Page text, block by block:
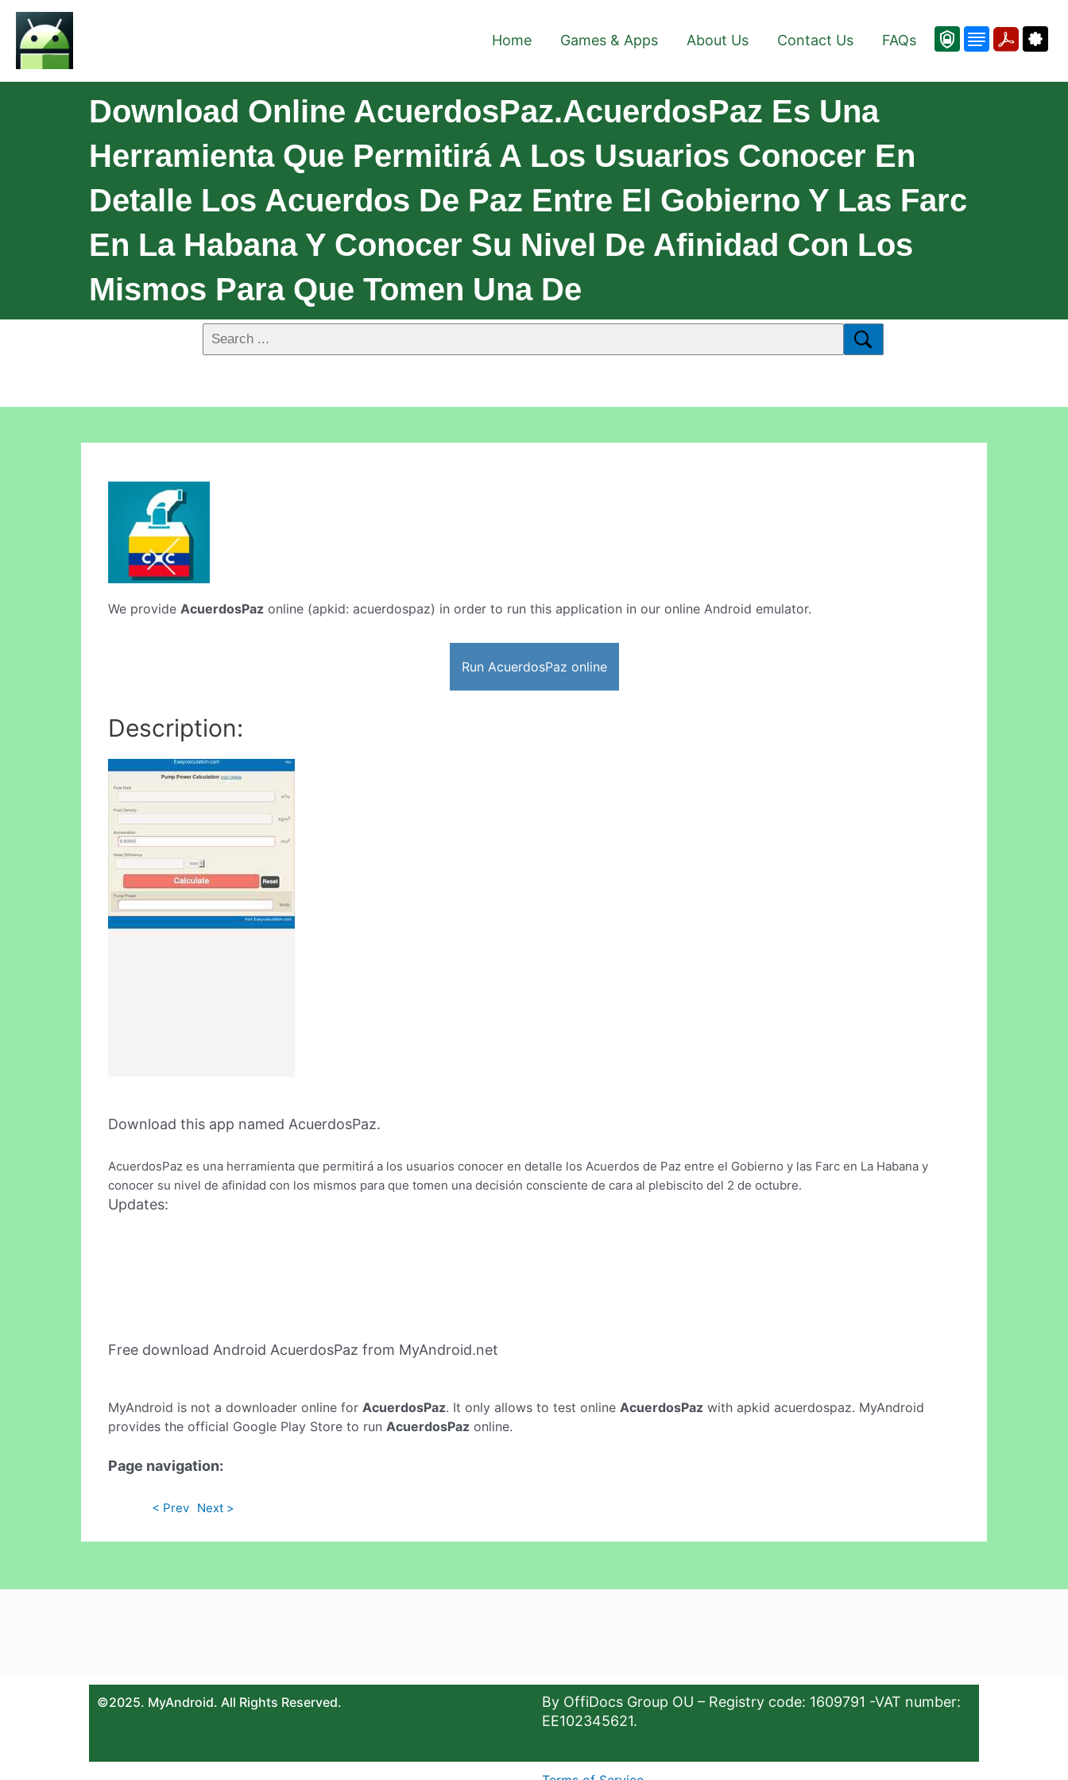
Home Games & Apps About Us Contact Us FAQs
Download Online AcuerdosPaz.AcuerdosPaz Es Una
Herramienta Que Permitirá A Los Usuarios Conocer En
Detalle Los Acuerdos De Paz Entre El Gobierno Y Las Farc
En La Habana Y Conocer Su Nivel De Afinidad Con Los
Mismos Para Que Tomen Una De
We provide AcuerdosPaz online (apkid: acuerdospaz) in order to run this application in our online Android emulator.
Run AcuerdosPaz online
Description:
Download this app named AcuerdosPaz.
AcuerdosPaz es una herramienta que permitirá a los usuarios conocer en detalle los Acuerdos de Paz entre el Gobierno y las Farc en La Habana y
conocer su nivel de afinidad con los mismos para que tomen una decisión consciente de cara al plebiscito del 2 de octubre.
Updates:
Free download Android AcuerdosPaz from MyAndroid.net
MyAndroid is not a downloader online for AcuerdosPaz. It only allows to test online AcuerdosPaz with apkid acuerdospaz. MyAndroid
provides the official Google Play Store to run AcuerdosPaz online.
Page navigation:
< Prev Next >
©2025. MyAndroid. All Rights Reserved.
By OffiDocs Group OU – Registry code: 1609791 -VAT number:
EE102345621.